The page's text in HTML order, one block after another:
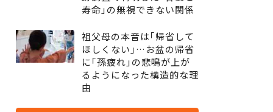
寿命｣の無視できない関係
祖父母の本音は｢帰省して
ほしくない｣…お盆の帰省
に｢孫疲れ｣の悲鳴が上が
るようになった構造的な理
由